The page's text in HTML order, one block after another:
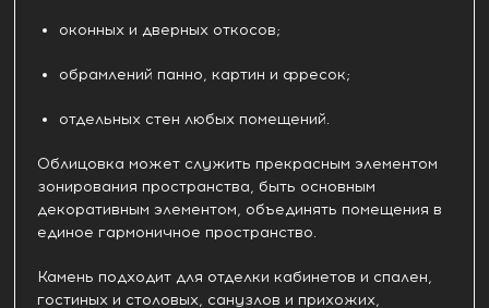
оконных и дверных откосов;
обрамлений панно, картин и фресок;
отдельных стен любых помещений.
Облицовка может служить прекрасным элементом
зонирования пространства, быть основным
декоративным элементом, объединять помещения в
единое гармоничное пространство.
Камень подходит для отделки кабинетов и спален,
гостиных и столовых, санузлов и прихожих,